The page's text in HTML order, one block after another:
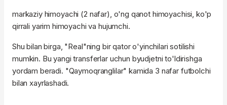
markaziy himoyachi (2 nafar), o'ng qanot himoyachisi, ko'p
qirrali yarim himoyachi va hujumchi.
Shu bilan birga, "Real"ning bir qator o'yinchilari sotilishi
mumkin. Bu yangi transferlar uchun byudjetni to'ldirishga
yordam beradi. "Qaymoqranglilar" kamida 3 nafar futbolchi
bilan xayrlashadi.